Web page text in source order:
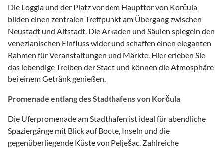
Die Loggia und der Platz vor dem Haupttor von Korčula
bilden einen zentralen Treffpunkt am Übergang zwischen
Neustadt und Altstadt. Die Arkaden und Säulen spiegeln den
venezianischen Einfluss wider und schaffen einen eleganten
Rahmen für Veranstaltungen und Märkte. Hier erleben Sie
das lebendige Treiben der Stadt und können die Atmosphäre
bei einem Getränk genießen.
Promenade entlang des Stadt­hafens von Korčula
Die Uferpromenade am Stadt­hafen ist ideal für abendliche
Spaziergänge mit Blick auf Boote, Inseln und die
gegenüberliegende Küste von Pelješac. Zahlreiche